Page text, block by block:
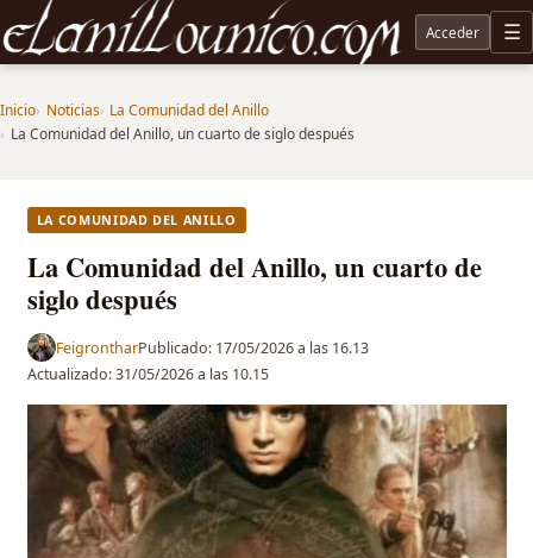
Noticias sobre Tolkien: El Señor de los Anillos, Los Anillos de Poder, La Caza de Gollum, la
Acceder
Inicio Noticias La Comunidad del Anillo
La Comunidad del Anillo, un cuarto de siglo después
LA COMUNIDAD DEL ANILLO
La Comunidad del Anillo, un cuarto de
siglo después
FeigrontharPublicado: 17/05/2026 a las 16.13
Actualizado:31/05/2026 a las 10.15